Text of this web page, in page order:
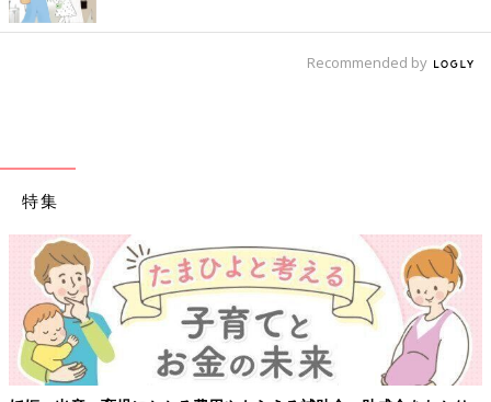
Recommended by
特集
【ワクチン接種できるものも】妊婦の感染症対策、知っておいて！